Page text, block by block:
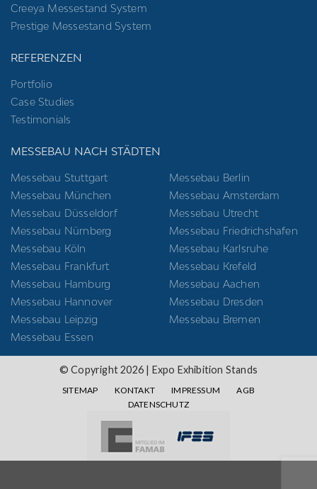
Creeya Messestand System
Prestige Messestand System
REFERENZEN
Portfolio
Case Studies
Testimonials
MESSEBAU NACH STÄDTEN
Messebau Stuttgart
Messebau München
Messebau Düsseldorf
Messebau Nürnberg
Messebau Köln
Messebau Frankfurt
Messebau Hamburg
Messebau Hannover
Messebau Leipzig
Messebau Essen
Messebau Berlin
Messebau Amsterdam
Messebau Utrecht
Messebau Friedrichshafen
Messebau Karlsruhe
Messebau Krefeld
Messebau Aachen
Messebau Dresden
Messebau Bremen
© Copyright 2026 | Expo Exhibition Stands
SITEMAP KONTAKT IMPRESSUM
AGB
DATENSCHUTZ